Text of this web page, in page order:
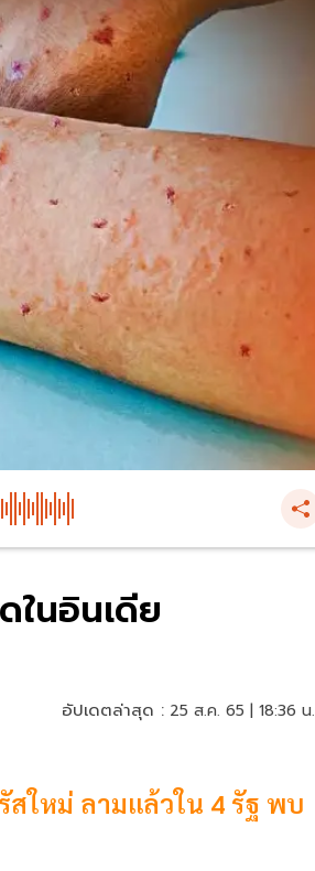
ในอินเดีย
อัปเดตล่าสุด : 25 ส.ค. 65 | 18:36 น.
สใหม่ ลามแล้วใน 4 รัฐ พบ